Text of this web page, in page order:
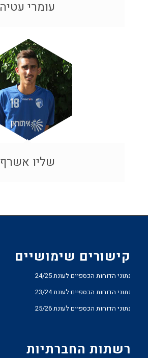
עומרי עטיה
שליו אשרף
קישורים שימושיים
נתוני הדוחות הכספיים לעונת 24/25
נתוני הדוחות הכספיים לעונת 23/24
נתוני הדוחות הכספיים לעונת 25/26
רשתות החברתיות